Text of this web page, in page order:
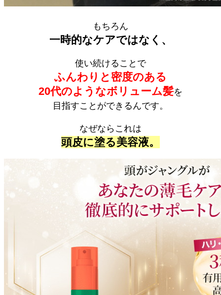
もちろん
一時的なケアではなく、
使い続けることで
ふんわりと密度のある
20代のようなボリューム髪を
目指すことができるんです。
なぜならこれは
頭皮に塗る美容液。